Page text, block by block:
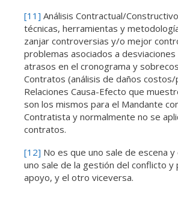
[11] Análisis Contractual/
técnicas, herramientas y
zanjar controversias y/o mejor
problemas asociados a desviaciones
atrasos en el cronograma y
Contratos (análisis de daños costos/
Relaciones Causa-Efecto que
son los mismos para el Mandante
Contratista y normalmente no se
contratos.
[12] No es que uno sale de escena
uno sale de la gestión del conflicto y
apoyo, y el otro viceversa.